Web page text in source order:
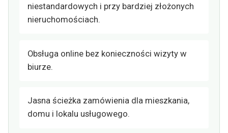
niestandardowych i przy bardziej złożonych
nieruchomościach.
Obsługa online bez konieczności wizyty w
biurze.
Jasna ścieżka zamówienia dla mieszkania,
domu i lokalu usługowego.